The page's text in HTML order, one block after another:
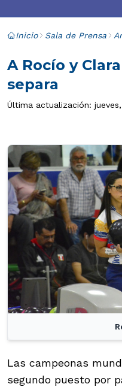
Inicio Sala de Prensa
A Rocío y
separa
Última actualización:
Las campeonas
segundo puesto por